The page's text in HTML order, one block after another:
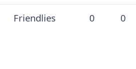
Friendlies 0 0